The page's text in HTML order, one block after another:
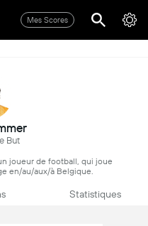
Mes Scores
But
joueur de football, qui joue
en/au/aux/à Belgique.
Statistiques